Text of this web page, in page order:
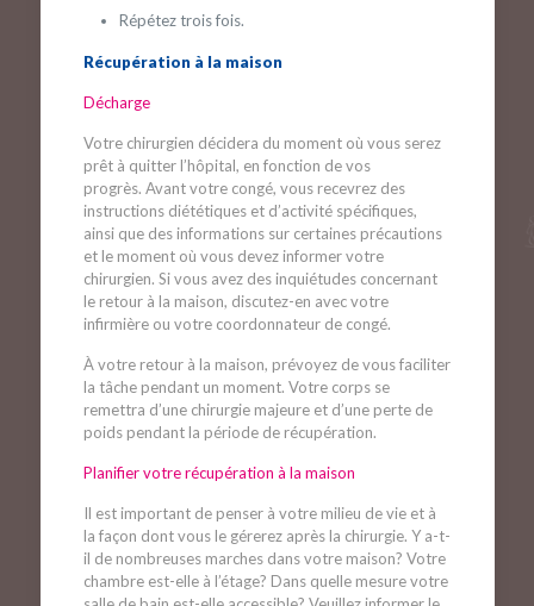
Répétez trois fois.
Récupération à la maison
Décharge
Votre chirurgien décidera du moment où vous serez
prêt à quitter l’hôpital, en fonction de vos
progrès. Avant votre congé, vous recevrez des
instructions diététiques et d’activité spécifiques,
ainsi que des informations sur certaines précautions
et le moment où vous devez informer votre
chirurgien. Si vous avez des inquiétudes concernant
le retour à la maison, discutez-en avec votre
infirmière ou votre coordonnateur de congé.
À votre retour à la maison, prévoyez de vous faciliter
la tâche pendant un moment. Votre corps se
remettra d’une chirurgie majeure et d’une perte de
poids pendant la période de récupération.
Planifier votre récupération à la maison
Il est important de penser à votre milieu de vie et à
la façon dont vous le gérerez après la chirurgie. Y a-t-
il de nombreuses marches dans votre maison? Votre
chambre est-elle à l’étage? Dans quelle mesure votre